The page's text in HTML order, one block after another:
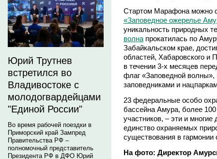
Юрий Трутнев
встретился во
Владивостоке с
молодогвардейцами
"Единой России"
Во время рабочей поездки в
Приморский край Зампред
Правительства РФ –
полномочный представитель
Президента РФ в ДФО Юрий
Стартом Марафона можно
«Заповедное ожерелье
уникальность природных
волна прокатилась по
Забайкальском крае,
областей, Хабаровского и
в течении 3-х месяцев
флаг «Заповедной волны»,
заповедниками и
23 федеральные особо
бассейна Амура, более
участников, – эти и
единство охраняемых
существования в гармонии
На фото: Директор